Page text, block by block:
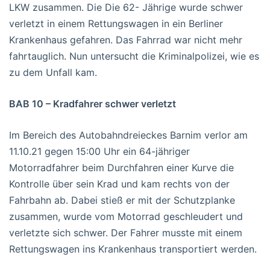
LKW zusammen. Die Die 62- Jährige wurde schwer
verletzt in einem Rettungswagen in ein Berliner
Krankenhaus gefahren. Das Fahrrad war nicht mehr
fahrtauglich. Nun untersucht die Kriminalpolizei, wie es
zu dem Unfall kam.
BAB 10 – Kradfahrer schwer verletzt
Im Bereich des Autobahndreieckes Barnim verlor am
11.10.21 gegen 15:00 Uhr ein 64-jähriger
Motorradfahrer beim Durchfahren einer Kurve die
Kontrolle über sein Krad und kam rechts von der
Fahrbahn ab. Dabei stieß er mit der Schutzplanke
zusammen, wurde vom Motorrad geschleudert und
verletzte sich schwer. Der Fahrer musste mit einem
Rettungswagen ins Krankenhaus transportiert werden.